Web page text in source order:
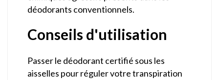
déodorants conventionnels.
Conseils d'utilisation
Passer le déodorant certifié sous les
aisselles pour réguler votre transpiration